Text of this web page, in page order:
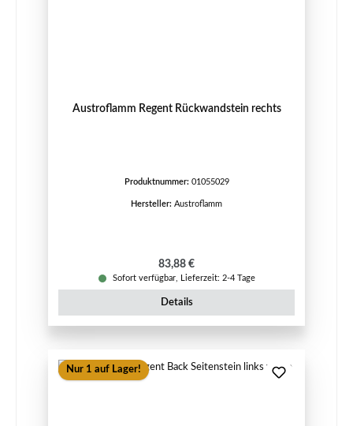
Austroflamm Regent Rückwandstein rechts
Produktnummer: 01055029
Hersteller: Austroflamm
Regulärer Preis:
83,88 €
Sofort verfügbar, Lieferzeit: 2-4 Tage
Details
Nur 1 auf Lager!